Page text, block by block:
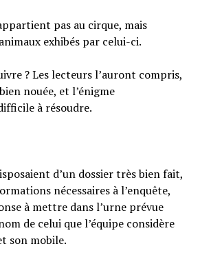
pas au cirque, mais
exhibés par celui-ci.
? Les lecteurs l’auront compris,
nouée, et l’énigme
à résoudre.
d’un dossier très bien fait,
nécessaires à l’enquête,
à mettre dans l’urne prévue
de celui que l’équipe considère
son mobile.